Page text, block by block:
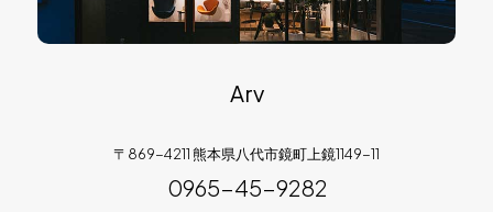
Arv
〒869-4211 熊本県八代市鏡町上鏡1149-11
0965-45-9282